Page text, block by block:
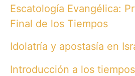
Escatología Evangélica:
Final de los Tiempos
Idolatría y apostasía en
Introducción a los